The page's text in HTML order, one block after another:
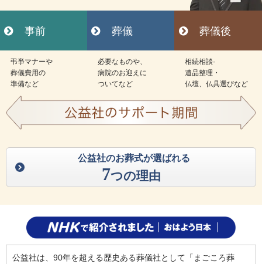
事前 葬儀 葬儀後
弔亊マナーや
葬儀費用の
準備など
必要なものや、
病院のお迎えに
ついてなど
相続相談·
遺品整理・
仏壇、仏具選びなど
公益社のお葬式が選ばれる
7つの理由
公益社は、90年を超える歴史ある葬儀社として「まごころ葬